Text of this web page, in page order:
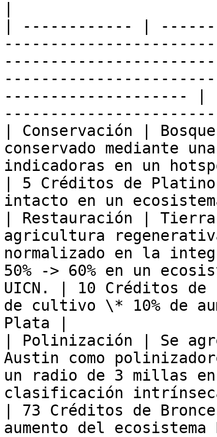
| ------------ |
-------------------- |
| Conservación |
conservado mediante
indicadoras en un
| 5 Créditos de
intacto en un
| Restauración |
agricultura
normalizado en la
50% -> 60% en un
UICN. | 10 Créditos
de cultivo \* 10% de
Plata |
| Polinización | Se
Austin como
un radio de 3 millas
clasificación
| 73 Créditos de
aumento del ecosistema